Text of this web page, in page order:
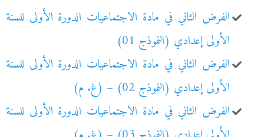
الفرض الثاني في مادة الاجتماعيات الدورة الأولى للسنة
الأولى إعدادي (النموذج 01)
الفرض الثاني في مادة الاجتماعيات الدورة الأولى للسنة
الأولى إعدادي (النموذج 02) – (غ. م)
الفرض الثاني في مادة الاجتماعيات الدورة الأولى للسنة